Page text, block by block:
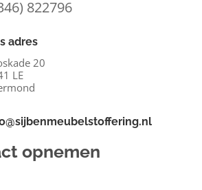
822796
adres
20
LE
opnemen